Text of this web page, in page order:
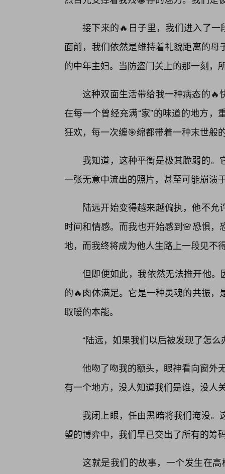
接下来的🔥日子里，我们进入了一
面前，我们依然是维持着礼貌距离的
的中年主妇。当防盗门关上的那一刻，
这种双面生活带给我一种病态的
在每一个曾经充满“家”的味道的地方
狂欢，每一次缠🎯绵都带着一种末世般
我知道，这种平衡是极其脆弱的
一张无意中流出的照片，甚至可能崩溃
陆远开始变得越来越偏执，他不
时间和情感。而我也开始感到🌸恐惧
地，而我终将成为他人生路上一段见不
但即便如此，我依然无法推开他。
的🔥肉体满足。它是一种灵魂的共振
取暖的本能。
“陆远，如果我们以后被发现了怎
他吻了吻我的额头，眼神看向窗外
有一个地方，没人知道我们是谁，没人
我闭上眼，任由黑暗将我们淹没
望的博弈中，我们早已交出了所有的筹
这就是我们的故事，一个发生在